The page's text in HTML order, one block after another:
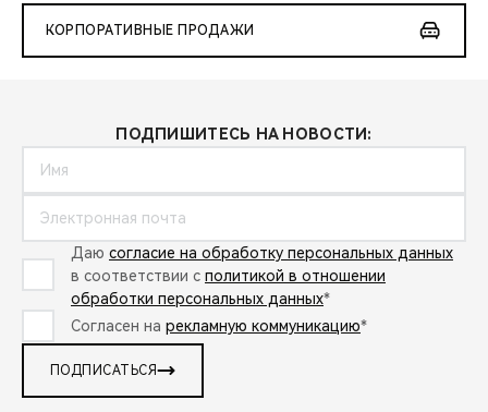
КОРПОРАТИВНЫЕ ПРОДАЖИ
ПОДПИШИТЕСЬ НА НОВОСТИ:
Даю согласие на обработку персональных данных
в соответствии с политикой в отношении
обработки персональных данных*
Согласен на рекламную коммуникацию*
ПОДПИСАТЬСЯ